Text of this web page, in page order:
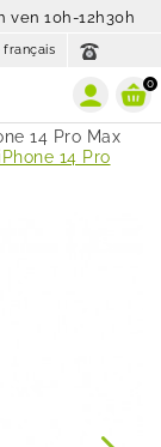
ven 10h-12h30h
français
0
14 Pro Max
14 Pro